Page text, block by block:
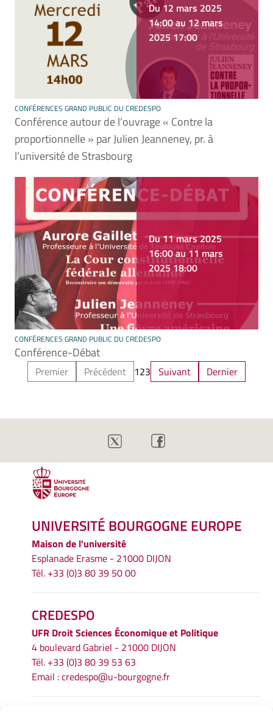
Du 12 mars 2025
14:00 au 12 mars
2025 17:00
CONFÉRENCES GRAND PUBLIC DU CREDESPO
Conférence autour de l’ouvrage « Contre la
proportionnelle » par Julien Jeanneney, pr. à
l’université de Strasbourg
Du 11 mars 2025
16:00 au 11 mars
2025 18:00
CONFÉRENCES GRAND PUBLIC DU CREDESPO
Conférence-Débat
Premier Précédent 123 Suivant Dernier
UNIVERSITÉ BOURGOGNE EUROPE
Maison de l'université
Esplanade Erasme - 21000 DIJON
Tél. +33 (0)3 80 39 50 00
CREDESPO
UFR Droit Sciences Économique et Politique
4 boulevard Gabriel - 21000 DIJON
Tél. +33 (0)3 80 39 53 63
Email :credespo@u-bourgogne.fr